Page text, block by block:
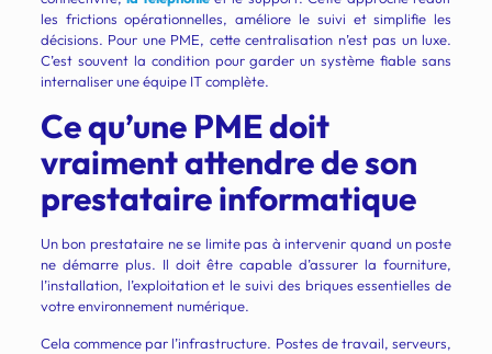
les frictions opérationnelles, améliore le suivi et simplifie les
décisions. Pour une PME, cette centralisation n’est pas un luxe.
C’est souvent la condition pour garder un système fiable sans
internaliser une équipe IT complète.
Ce qu’une PME doit
vraiment attendre de son
prestataire informatique
Un bon prestataire ne se limite pas à intervenir quand un poste
ne démarre plus. Il doit être capable d’assurer la fourniture,
l’installation, l’exploitation et le suivi des briques essentielles de
votre environnement numérique.
Cela commence par l’infrastructure. Postes de travail, serveurs,